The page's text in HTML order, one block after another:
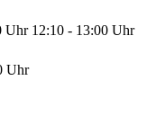
Uhr 12:10 - 13:00 Uhr
Uhr